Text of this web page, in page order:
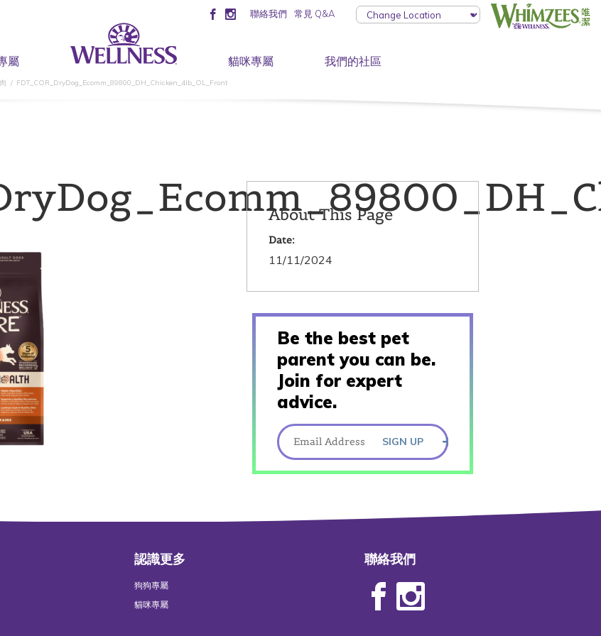
聯絡我們 常見 Q&A
屬 貓咪專屬 我們的社區
FDT_COR_DryDog_Ecomm_89800_DH_Chicken_4lb_OL_Front
About This Page
Date:
11/11/2024
Be the best pet
parent you can be.
Join for expert
advice.
SIGN UP
認識更多
狗狗專屬
貓咪專屬
聯絡我們